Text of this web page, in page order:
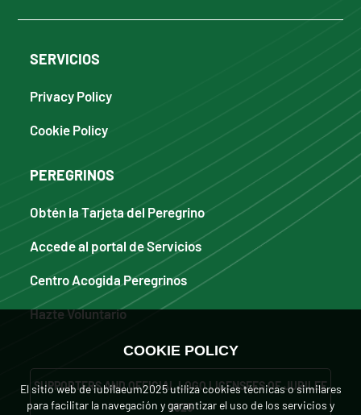
SERVICIOS
Privacy Policy
Cookie Policy
PEREGRINOS
Obtén la Tarjeta del Peregrino
Accede al portal de Servicios
Centro Acogida Peregrinos
Hazte Voluntario
SUPPORTERS AND OFFICIAL LOGO LICENSEES OF JUBILEE
2025
COOKIE POLICY
El sitio web de iubilaeum2025 utiliza cookies técnicas o similares
para facilitar la navegación y garantizar el uso de los servicios y